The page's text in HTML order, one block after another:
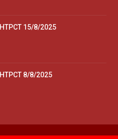
15/8/2025
8/8/2025